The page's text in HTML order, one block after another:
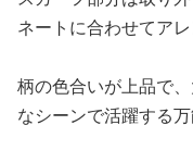
ネートに合わせてア
柄の色合いが上品で
なシーンで活躍する